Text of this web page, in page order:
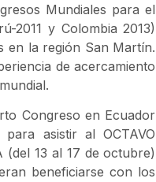
Mundiales para el
2011 y Colombia 2013)
en la región San Martín.
de acercamiento
Congreso en Ecuador
asistir al OCTAVO
(del 13 al 17 de octubre)
beneficiarse con los